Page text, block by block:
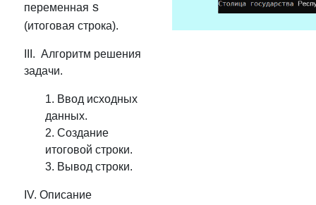
переменная s
(итоговая строка).
III. Алгоритм решения
задачи.
1. Ввод исходных
данных.
2. Создание
итоговой строки.
3. Вывод строки.
IV. Описание